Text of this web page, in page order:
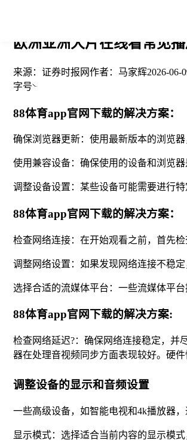
欧洲亚洲大片在线看常见
来源： 证券时报网作者： 马家辉2026-06-
字号
88体育app官网下载的解决方案：
确保浏览器更新：使用最新版本的浏览
使用兼容设备：确保使用的设备和浏览
调整设备设置：某些设备可能需要进行
88体育app官网下载的解决方案：
检查网络连接：在开始观看之前，首先
调整网络设置：如果发现网络连接不稳
选择合适的流媒体平台：一些流媒体平
88体育app官网下载的解决方案:
检查网络延迟?：确保网络连接稳定，并
器在处理音视频同步方面表现较好。硬
调整设备的显示和音频设置
一些高级设备，如智能电视和4k播放器
显示模式：选择适合当前内容的显示模